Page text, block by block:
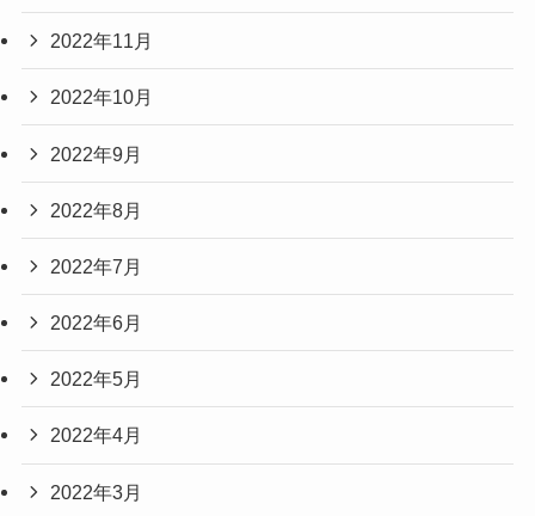
2022年11月
2022年10月
2022年9月
2022年8月
2022年7月
2022年6月
2022年5月
2022年4月
2022年3月